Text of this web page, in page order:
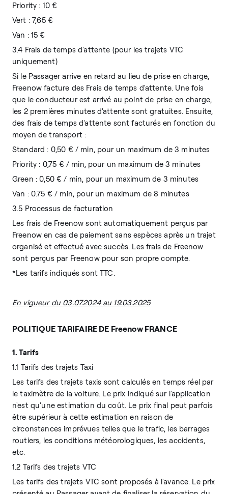
Priority : 10 €
Vert : 7,65 €
Van : 15 €
3.4 Frais de temps d'attente (pour les trajets VTC
uniquement)
Si le Passager arrive en retard au lieu de prise en charge,
Freenow facture des Frais de temps d'attente. Une fois
que le conducteur est arrivé au point de prise en charge,
les 2 premières minutes d'attente sont gratuites. Ensuite,
des frais de temps d'attente sont facturés en fonction du
moyen de transport :
Standard : 0,50 € / min, pour un maximum de 3 minutes
Priority : 0,75 € / min, pour un maximum de 3 minutes
Green : 0,50 € / min, pour un maximum de 3 minutes
Van : 0.75 € / min, pour un maximum de 8 minutes
3.5 Processus de facturation
Les frais de Freenow sont automatiquement perçus par
Freenow en cas de paiement sans espèces après un trajet
organisé et effectué avec succès. Les frais de Freenow
sont perçus par Freenow pour son propre compte.
*Les tarifs indiqués sont TTC.
En vigueur du 03.07.2024 au 19.03.2025
POLITIQUE TARIFAIRE DE Freenow FRANCE
1. Tarifs
1.1 Tarifs des trajets Taxi
Les tarifs des trajets taxis sont calculés en temps réel par
le taximètre de la voiture. Le prix indiqué sur l'application
n'est qu'une estimation du coût. Le prix final peut parfois
être supérieur à cette estimation en raison de
circonstances imprévues telles que le trafic, les barrages
routiers, les conditions météorologiques, les accidents,
etc.
1.2 Tarifs des trajets VTC
Les tarifs des trajets VTC sont proposés à l'avance. Le prix